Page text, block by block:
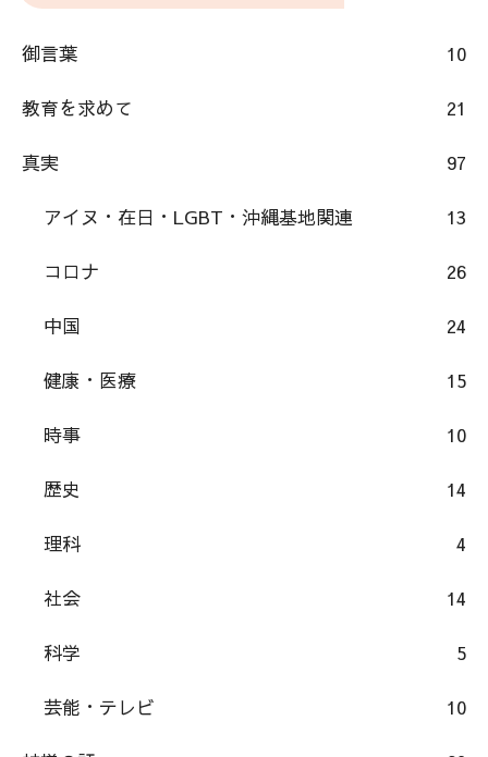
御言葉 10
教育を求めて 21
真実 97
アイヌ・在日・LGBT・沖縄基地関連 13
コロナ 26
中国 24
健康・医療 15
時事 10
歴史 14
理科 4
社会 14
科学 5
芸能・テレビ 10